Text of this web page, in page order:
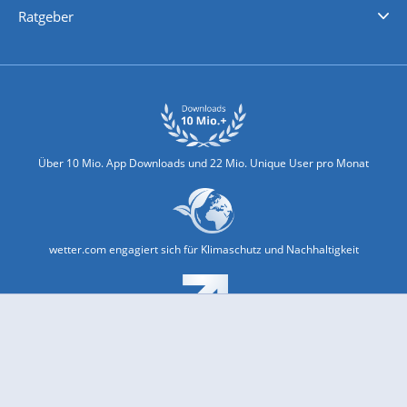
Ratgeber
Über 10 Mio. App Downloads und 22 Mio. Unique User pro Monat
wetter.com engagiert sich für Klimaschutz und Nachhaltigkeit